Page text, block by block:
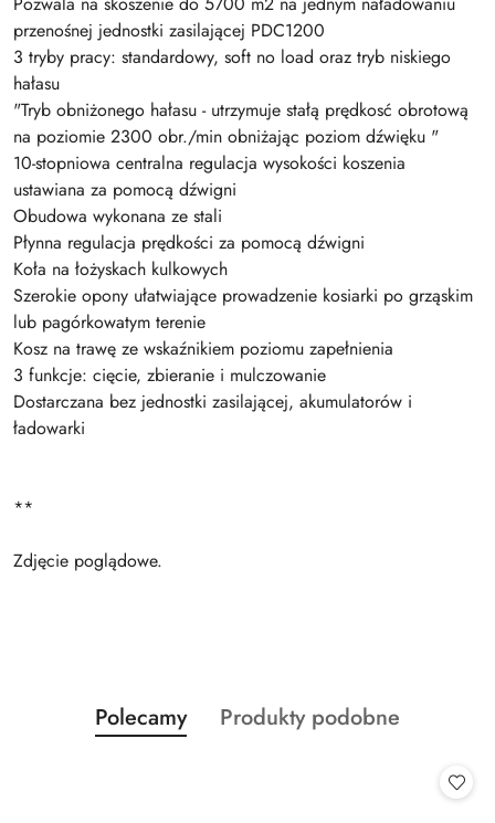
przenośnej jednostki zasilającej PDC1200
3 tryby pracy: standardowy, soft no load oraz tryb niskiego
hałasu
"Tryb obniżonego hałasu - utrzymuje stałą prędkosć obrotową
na poziomie 2300 obr./min obniżając poziom dźwięku "
10-stopniowa centralna regulacja wysokości koszenia
ustawiana za pomocą dźwigni
Obudowa wykonana ze stali
Płynna regulacja prędkości za pomocą dźwigni
Koła na łożyskach kulkowych
Szerokie opony ułatwiające prowadzenie kosiarki po grząskim
lub pagórkowatym terenie
Kosz na trawę ze wskaźnikiem poziomu zapełnienia
3 funkcje: cięcie, zbieranie i mulczowanie
Dostarczana bez jednostki zasilającej, akumulatorów i
ładowarki
**
Zdjęcie poglądowe.
Pomiń karuzelę produktów
Produkty
o
Polecamy
Produkty
Produkty podobne